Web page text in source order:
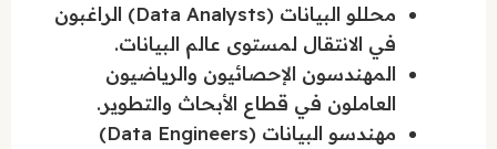
محللو البيانات (Data Analysts) الراغبون
في الانتقال لمستوى عالم البيانات.
المهندسون الإحصائيون والرياضيون
العاملون في قطاع الأبحاث والتطوير.
مهندسو البيانات (Data Engineers)